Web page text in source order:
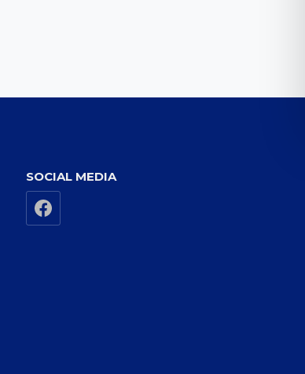
SOCIAL MEDIA